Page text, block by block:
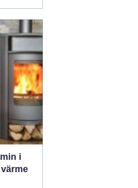
lång tid
nytt
på
i